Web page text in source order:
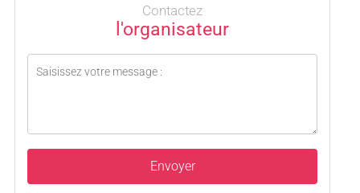
Contactez
l'organisateur
Envoyer